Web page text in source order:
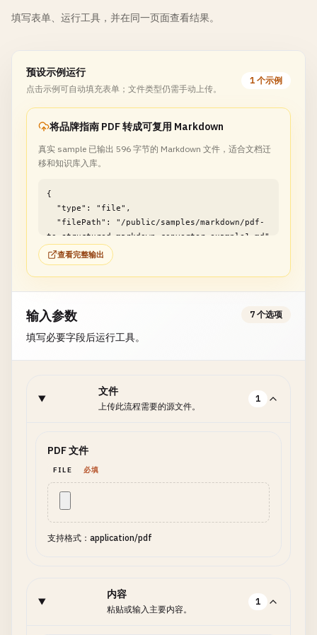
填写表单、运行工具，并在同一页面查看结果。
预设示例运行
点击示例可自动填充表单；文件类型仍需手动上传。
1 个示例
将品牌指南 PDF 转成可复用 Markdown
真实 sample 已输出 596 字节的 Markdown 文件，适合文档迁
移和知识库入库。
{
to-structured-markdown-converter-example1.md"
}
查看完整输出
输入参数
填写必要字段后运行工具。
7 个选项
文件
上传此流程需要的源文件。
1
PDF 文件
FILE 必填
支持格式：application/pdf
内容
粘贴或输入主要内容。
1